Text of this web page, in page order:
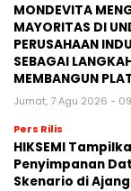
MONDEVITA
MAYORITAS DI
PERUSAHAAN
SEBAGAI
MEMBANGUN
Jumat, 7 Agu 2026 -
Pers Rilis
HIKSEMI
Penyimpanan
Skenario di